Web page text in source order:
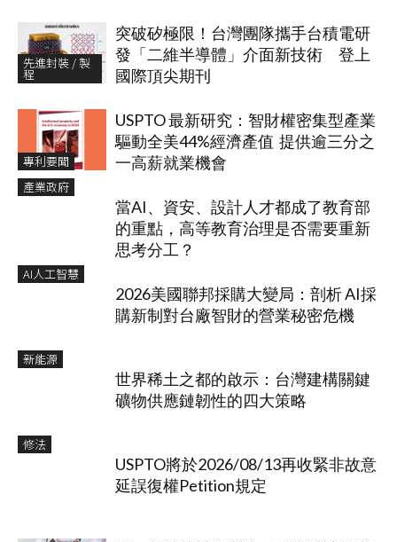
先進封裝 / 製
程
突破矽極限！台灣團隊攜手台積電研
發「二維半導體」介面新技術 登上
國際頂尖期刊
專利要聞
USPTO 最新研究：智財權密集型產業
驅動全美44%經濟產值 提供逾三分之
一高薪就業機會
產業政府
當AI、資安、設計人才都成了教育部
的重點，高等教育治理是否需要重新
思考分工？
AI人工智慧
2026美國聯邦採購大變局：剖析 AI採
購新制對台廠智財的營業秘密危機
新能源
世界稀土之都的啟示：台灣建構關鍵
礦物供應鏈韌性的四大策略
修法
USPTO將於2026/08/13再收緊非故意
延誤復權Petition規定